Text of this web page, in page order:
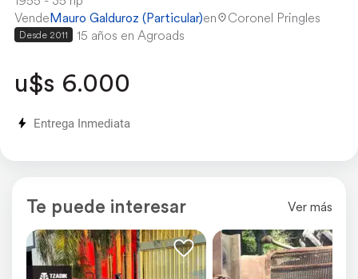
VendeMauro Galduroz (Particular)en Coronel Pringles
Desde 2011 15 años en Agroads
u$s 6.000
Entrega Inmediata
Te puede interesar Ver más